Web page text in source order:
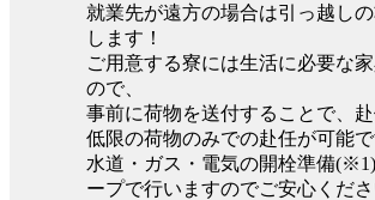
就業先が遠方の場合は引っ越し
します！
ご用意する寮には生活に必要な
ので、
事前に荷物を送付することで、
低限の荷物のみでの赴任が可能で
水道・ガス・電気の開栓準備
ープで行いますのでご安心くださ